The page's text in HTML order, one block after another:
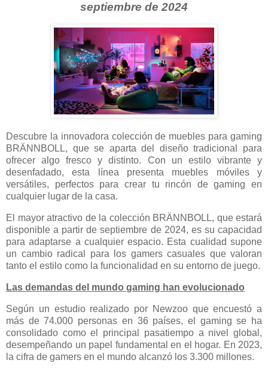
septiembre de 2024
Descubre la innovadora colección de muebles para gaming
BRÄNNBOLL, que se aparta del diseño tradicional para
ofrecer algo fresco y distinto. Con un estilo vibrante y
desenfadado, esta línea presenta muebles móviles y
versátiles, perfectos para crear tu rincón de gaming en
cualquier lugar de la casa.
El mayor atractivo de la colección BRÄNNBOLL, que estará
disponible a partir de septiembre de 2024, es su capacidad
para adaptarse a cualquier espacio. Esta cualidad supone
un cambio radical para los gamers casuales que valoran
tanto el estilo como la funcionalidad en su entorno de juego.
Las demandas del mundo gaming han evolucionado
Según un estudio realizado por Newzoo que encuestó a
más de 74.000 personas en 36 países, el gaming se ha
consolidado como el principal pasatiempo a nivel global,
desempeñando un papel fundamental en el hogar. En 2023,
la cifra de gamers en el mundo alcanzó los 3.300 millones.